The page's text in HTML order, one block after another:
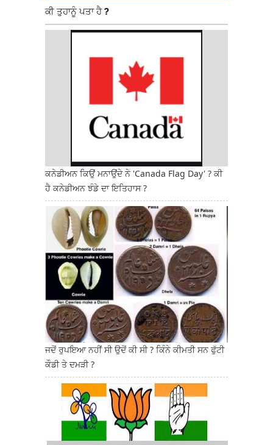
ਕੀ ਤੁਹਾਨੂੰ ਪਤਾ ਹੈ ?
ਕਨੇਡੀਅਨ ਕਿਉਂ ਮਨਾਉਂਦੇ ਨੇ 'Canada Flag Day' ? ਕੀ
ਹੈ ਕਨੇਡੀਅਨ ਝੰਡੇ ਦਾ ਇਤਿਹਾਸ ?
ਜਦੋਂ ਰੁਪਇਆ ਨਹੀਂ ਸੀ ਉਦੋਂ ਕੀ ਸੀ ? ਕਿੰਨੇ ਕੀਮਤੀ ਸਨ ਫੁੱਟੀ
ਕੌਡੀ ਤੇ ਦਮੜੀ ?